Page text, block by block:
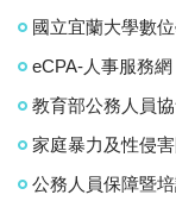
國立宜蘭大學數
eCPA-人事服務網
教育部公務人員
家庭暴力及性侵
公務人員保障暨